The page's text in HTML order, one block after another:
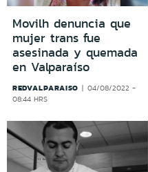
Movilh denuncia que
mujer trans fue
asesinada y quemada
en Valparaíso
REDVALPARAISO
04/08/2022 -
08:44 HRS